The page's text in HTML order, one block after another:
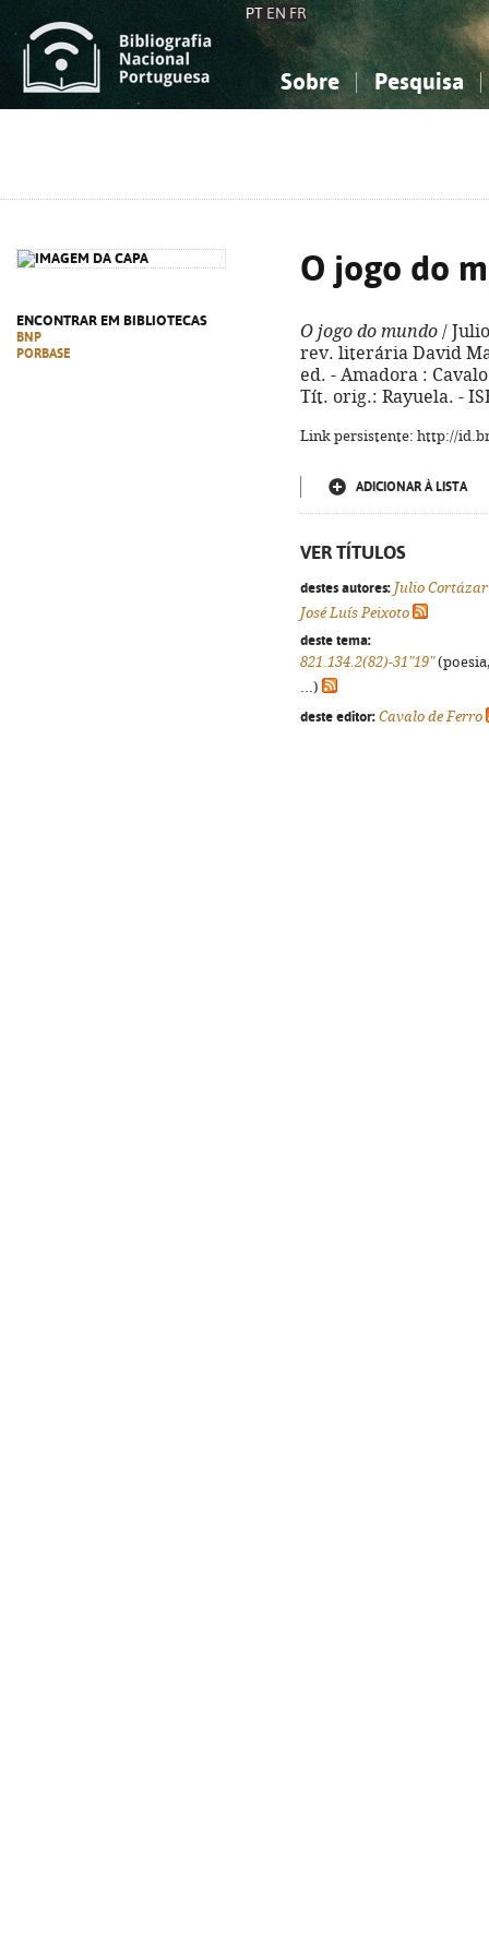
PT EN FR
Sobre Pesquisa
ENCONTRAR EM BIBLIOTECAS
BNP
PORBASE
O jogo do
O jogo do mundo /
rev. literária David
ed. - Amadora :
Tít. orig.: Rayuela. -
Link persistente: http://
ADICIONAR À LISTA
VER TÍTULOS
destes autores: Julio Cortázar
José Luís Peixoto
deste tema:
821.134.2(82)-31"19"
...)
deste editor: Cavalo de Ferro